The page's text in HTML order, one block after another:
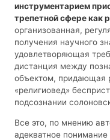
инструментарием
трепетной сфере как
организованная,
получения научного
удовлетворяющая
дистанция между
объектом, придающая
«религиовед»
подсознании
Все это, по мнению
адекватное